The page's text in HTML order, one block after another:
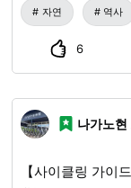
영원히 자손이 번영
하여 이 경신은
으로, 전부 110체
자연 역사
6
나가노현
【사이클링 가이드 투